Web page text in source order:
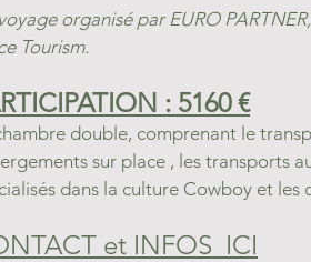
organisé par EURO
Tourism.
: 5160 €
double, comprenant le
sur place , les transports
dans la culture Cowboy et les
et INFOS  ICI